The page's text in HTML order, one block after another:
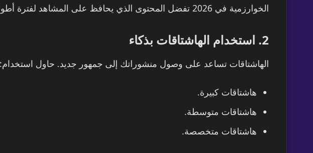
الخوارزمية في 2026 تفضل المحتوى الذي يحافظ على المشاهد لفترة أطول.
2. استخدام الهاشتاقات بذكاء
الهاشتاقات تساعد على وصول منشوراتك إلى جمهور جديد. حاول استخدام:
هاشتاقات كبيرة.
هاشتاقات متوسطة.
هاشتاقات متخصصة.